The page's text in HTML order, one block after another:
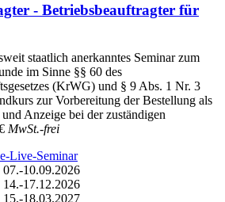
- Betriebsbeauftragter für
staatlich anerkanntes Seminar zum
im Sinne §§ 60 des
(KrWG) und § 9 Abs. 1 Nr. 3
zur Vorbereitung der Bestellung als
Anzeige bei der zuständigen
MwSt.-frei
Live-Seminar
07.-10.09.2026
14.-17.12.2026
15.-18.03.2027